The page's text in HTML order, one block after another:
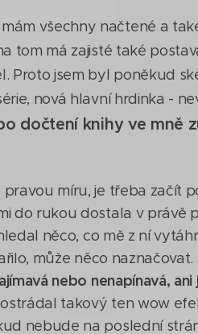
mám všechny načtené a
tom má zajisté také
Proto jsem byl poněkud
nová hlavní hrdinka -
dočtení knihy ve mně
míru, je třeba začít
do rukou dostala v právě
něco, co mě z ní
může něco naznačovat.
nebo nenapínavá,
takový ten wow
nebude na poslední